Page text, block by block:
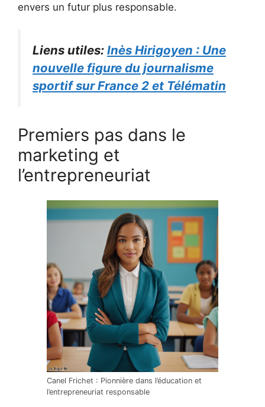
envers un futur plus responsable.
Liens utiles: Inès Hirigoyen : Une
nouvelle figure du journalisme
sportif sur France 2 et Télématin
Premiers pas dans le
marketing et
l’entrepreneuriat
Canel Frichet : Pionnière dans l’éducation et
l’entrepreneuriat responsable